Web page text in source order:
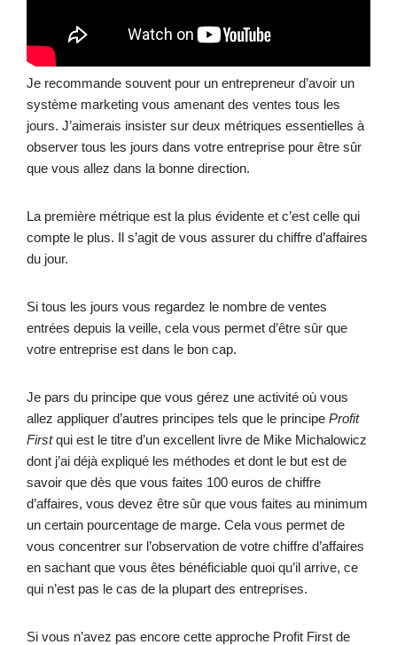
Je recommande souvent pour un entrepreneur d’avoir un
système marketing vous amenant des ventes tous les
jours. J’aimerais insister sur deux métriques essentielles à
observer tous les jours dans votre entreprise pour être sûr
que vous allez dans la bonne direction.
La première métrique est la plus évidente et c’est celle qui
compte le plus. Il s’agit de vous assurer du chiffre d’affaires
du jour.
Si tous les jours vous regardez le nombre de ventes
entrées depuis la veille, cela vous permet d’être sûr que
votre entreprise est dans le bon cap.
Je pars du principe que vous gérez une activité où vous
allez appliquer d’autres principes tels que le principe Profit
Firstqui est le titre d’un excellent livre de Mike Michalowicz
dont j’ai déjà expliqué les méthodes et dont le but est de
savoir que dès que vous faites 100 euros de chiffre
d’affaires, vous devez être sûr que vous faites au minimum
un certain pourcentage de marge. Cela vous permet de
vous concentrer sur l’observation de votre chiffre d’affaires
en sachant que vous êtes bénéficiable quoi qu’il arrive, ce
qui n’est pas le cas de la plupart des entreprises.
Si vous n’avez pas encore cette approche Profit First de